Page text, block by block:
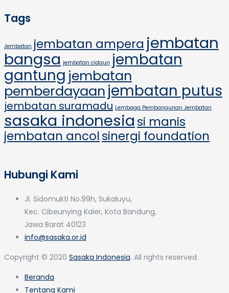
Tags
Jembatan jembatan ampera jembatan
bangsa jembatan cidaun jembatan
gantung jembatan
pemberdayaanjembatan putus
jembatan suramadu Lembaga Pembangunan Jembatan
sasaka indonesia si manis
jembatan ancolsinergi foundation
Hubungi Kami
Jl. Sidomukti No.99h, Sukaluyu,
Kec. Cibeunying Kaler, Kota Bandung,
Jawa Barat 40123
info@sasaka.or.id
Copyright © 2020 Sasaka Indonesia. All rights reserved.
Beranda
Tentang Kami